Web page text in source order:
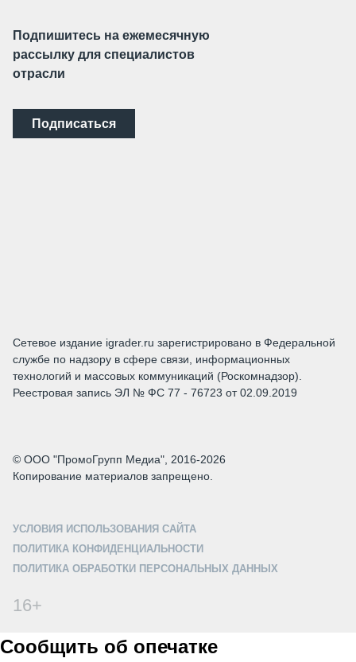
Подпишитесь на ежемесячную
рассылку для специалистов
отрасли
Подписаться
Сетевое издание igrader.ru зарегистрировано в Федеральной
службе по надзору в сфере связи, информационных
технологий и массовых коммуникаций (Роскомнадзор).
Реестровая запись ЭЛ № ФС 77 - 76723 от 02.09.2019
© ООО "ПромоГрупп Медиа", 2016-2026
Копирование материалов запрещено.
УСЛОВИЯ ИСПОЛЬЗОВАНИЯ САЙТА
ПОЛИТИКА КОНФИДЕНЦИАЛЬНОСТИ
ПОЛИТИКА ОБРАБОТКИ ПЕРСОНАЛЬНЫХ ДАННЫХ
16+
Сообщить об опечатке